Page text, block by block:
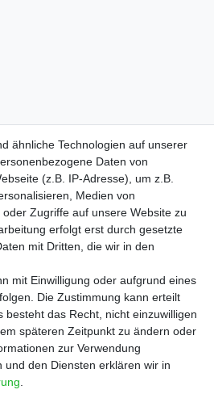
ähnliche Technologien auf unserer
Daten von
(z.B. IP-Adresse), um z.B.
Medien von
Zugriffe auf unsere Website zu
erfolgt erst durch gesetzte
mit Dritten, die wir in den
mit Einwilligung oder aufgrund eines
Die Zustimmung kann erteilt
besteht das Recht, nicht einzuwilligen
späteren Zeitpunkt zu ändern oder
zur Verwendung
und den Diensten erklären wir in